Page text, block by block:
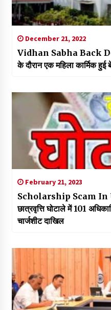
December 21, 2022
Vidhan Sabha Back
के दौरान एक महिला कार्मिक हुई
February 21, 2023
Scholarship Scam In
छात्रवृत्ति घोटाले में 101
चार्जशीट दाखिल